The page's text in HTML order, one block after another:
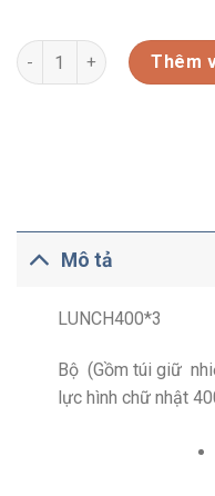
LUNCH400*3-BỘ 3 HỘP
Thêm
Mô tả
LUNCH400*3
Bộ (Gồm túi giữ
lực hình chữ nhật